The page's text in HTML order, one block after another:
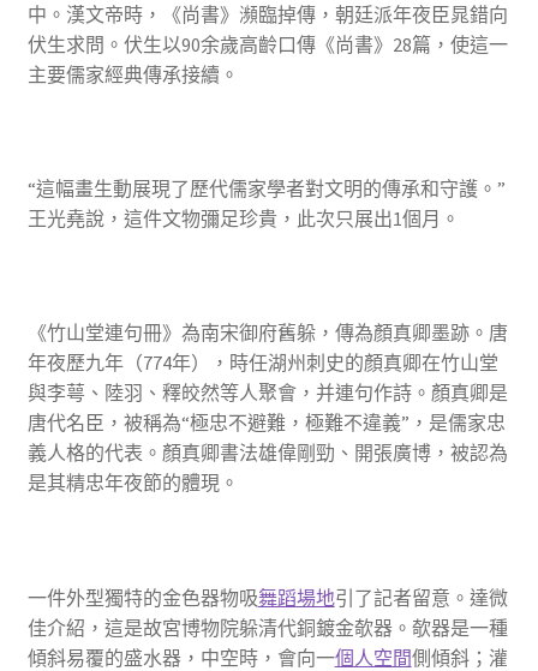
中。漢文帝時，《尚書》瀕臨掉傳，朝廷派年夜臣晁錯向
伏生求問。伏生以90余歲高齡口傳《尚書》28篇，使這一
主要儒家經典傳承接續。
“這幅畫生動展現了歷代儒家學者對文明的傳承和守護。”
王光堯說，這件文物彌足珍貴，此次只展出1個月。
《竹山堂連句冊》為南宋御府舊躲，傳為顏真卿墨跡。唐
年夜歷九年（774年），時任湖州刺史的顏真卿在竹山堂
與李萼、陸羽、釋皎然等人聚會，并連句作詩。顏真卿是
唐代名臣，被稱為“極忠不避難，極難不違義”，是儒家忠
義人格的代表。顏真卿書法雄偉剛勁、開張廣博，被認為
是其精忠年夜節的體現。
一件外型獨特的金色器物吸舞蹈場地引了記者留意。達微
佳介紹，這是故宮博物院躲清代銅鍍金欹器。欹器是一種
傾斜易覆的盛水器，中空時，會向一個人空間側傾斜；灌